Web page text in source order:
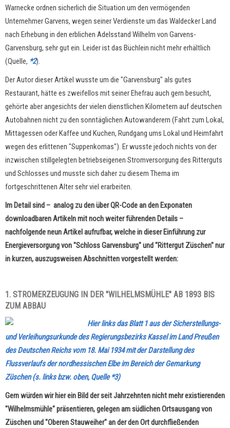
Warnecke ordnen sicherlich die Situation um den vermögenden
Unternehmer Garvens, wegen seiner Verdienste um das Waldecker Land
nach Erhebung in den erblichen Adelsstand Wilhelm von Garvens-
Garvensburg, sehr gut ein. Leider ist das Büchlein nicht mehr erhältlich
(Quelle, *2).
Der Autor dieser Artikel wusste um die "Garvensburg" als gutes
Restaurant, hätte es zweifellos mit seiner Ehefrau auch gern besucht,
gehörte aber angesichts der vielen dienstlichen Kilometern auf deutschen
Autobahnen nicht zu den sonntäglichen Autowanderern (Fahrt zum Lokal,
Mittagessen oder Kaffee und Kuchen, Rundgang ums Lokal und Heimfahrt
wegen des erlittenen "Suppenkomas"). Er wusste jedoch nichts von der
inzwischen stillgelegten betriebseigenen Stromversorgung des Ritterguts
und Schlosses und musste sich daher zu diesem Thema im
fortgeschrittenen Alter sehr viel erarbeiten.
Im Detail sind – analog zu den über QR-Code an den Exponaten
downloadbaren Artikeln mit noch weiter führenden Details –
nachfolgende neun Artikel aufrufbar, welche in dieser Einführung zur
Energieversorgung von "Schloss Garvensburg" und "Rittergut Züschen" nur
in kurzen, auszugsweisen Abschnitten vorgestellt werden:
1. STROMERZEUGUNG IN DER "WILHELMSMÜHLE" AB 1893 BIS
ZUM ABBAU
Hier links das Blatt 1 aus der Sicherstellungs-
und Verleihungsurkunde des Regierungsbezirks Kassel im Land Preußen
des Deutschen Reichs vom 18. Mai 1934 mit der Darstellung des
Flussverlaufs der nordhessischen Elbe im Bereich der Gemarkung
Züschen (s. links bzw. oben, Quelle *3)
Gern würden wir hier ein Bild der seit Jahrzehnten nicht mehr existierenden
"Wilhelmsmühle" präsentieren, gelegen am südlichen Ortsausgang von
Züschen und "Oberen Stauweiher" an der den Ort durchfließenden